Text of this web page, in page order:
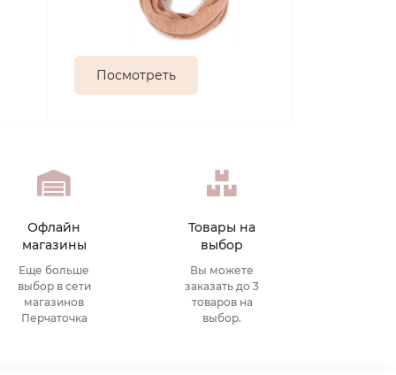
Посмотреть
Офлайн
магазины
Еще больше
выбор в сети
магазинов
Перчаточка
Товары на
выбор
Вы можете
заказать до 3
товаров на
выбор.